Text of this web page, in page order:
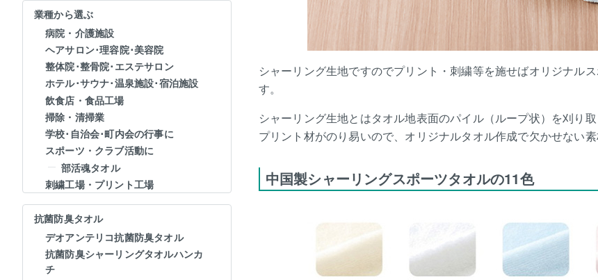
業種から選ぶ
病院・介護施設
ヘアサロン･理容院･美容院
整体院･整骨院･エステサロン
ホテル･サウナ･温泉施設･宿泊施設
飲食店・食品工場
掃除・清掃業
学校･自治会･町内会の行事に
スポーツ・クラブ活動に
部活魂タオル
刺繍工場・プリント工場
抗菌防臭タオル
デオアンテリコ抗菌防臭タオル
抗菌防臭シャーリングタオルハンカ
チ
シャーリング生地ですのでプリント・刺繍等を施せばオリジナル
す。
シャーリング生地とはタオル地表面のパイル（ループ状）を刈り
プリント材がのり易いので、オリジナルタオル作成で欠かせない素
中国製シャーリングスポーツタオルの11色